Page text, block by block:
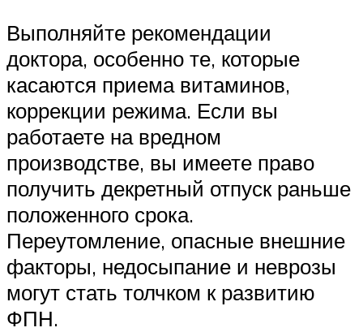
Выполняйте рекомендации
доктора, особенно те, которые
касаются приема витаминов,
коррекции режима. Если вы
работаете на вредном
производстве, вы имеете право
получить декретный отпуск раньше
положенного срока.
Переутомление, опасные внешние
факторы, недосыпание и неврозы
могут стать толчком к развитию
ФПН.